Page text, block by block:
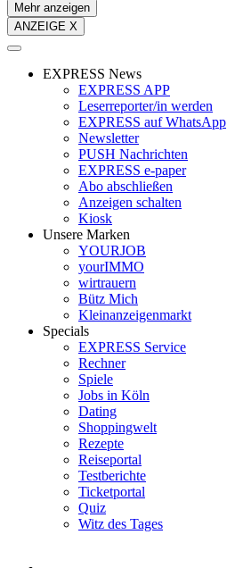
Mehr anzeigen
ANZEIGE X
EXPRESS News
EXPRESS APP
Leserreporter/in werden
EXPRESS auf WhatsApp
Newsletter
PUSH Nachrichten
EXPRESS e-paper
Abo abschließen
Anzeigen schalten
Kiosk
Unsere Marken
YOURJOB
yourIMMO
wirtrauern
Bütz Mich
Kleinanzeigenmarkt
Specials
EXPRESS Service
Rechner
Spiele
Jobs in Köln
Dating
Shoppingwelt
Rezepte
Reiseportal
Testberichte
Ticketportal
Quiz
Witz des Tages